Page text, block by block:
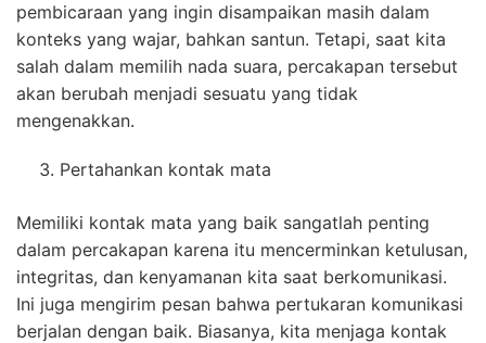
pembicaraan yang ingin disampaikan masih dalam
konteks yang wajar, bahkan santun. Tetapi, saat kita
salah dalam memilih nada suara, percakapan tersebut
akan berubah menjadi sesuatu yang tidak
mengenakkan.
Pertahankan kontak mata
Memiliki kontak mata yang baik sangatlah penting
dalam percakapan karena itu mencerminkan ketulusan,
integritas, dan kenyamanan kita saat berkomunikasi.
Ini juga mengirim pesan bahwa pertukaran komunikasi
berjalan dengan baik. Biasanya, kita menjaga kontak